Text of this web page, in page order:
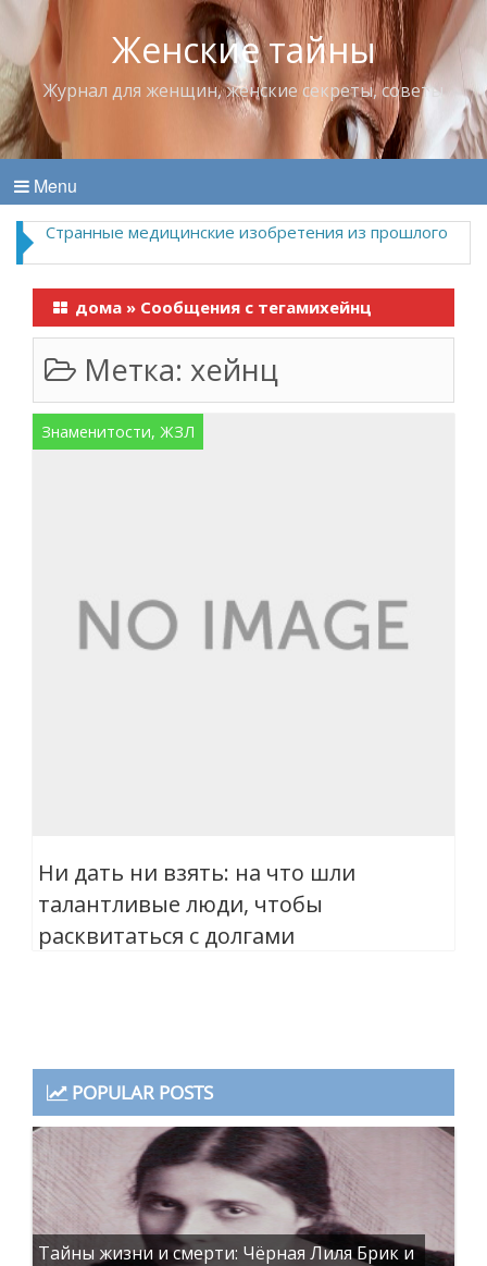
Женские тайны
Журнал для женщин, женские секреты, советы
Menu
Странные медицинские изобретения из прошлого
дома » Сообщения с тегамихейнц
Метка: хейнц
Знаменитости, ЖЗЛ
Ни дать ни взять: на что шли
талантливые люди, чтобы
расквитаться с долгами
POPULAR POSTS
Тайны жизни и смерти: Чёрная Лиля Брик и